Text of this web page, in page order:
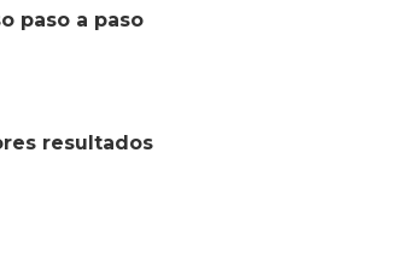
paso a paso
resultados